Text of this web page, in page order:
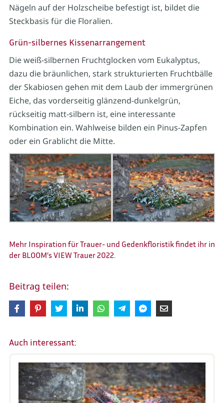
Nägeln auf der Holzscheibe befestigt ist, bildet die
Steckbasis für die Floralien.
Grün-silbernes Kissenarrangement
Die weiß-silbernen Fruchtglocken vom Eukalyptus,
dazu die bräunlichen, stark strukturierten Fruchtbälle
der Skabiosen gehen mit dem Laub der immergrünen
Eiche, das vorderseitig glänzend-dunkelgrün,
rückseitig matt-silbern ist, eine interessante
Kombination ein. Wahlweise bilden ein Pinus-Zapfen
oder ein Grablicht die Mitte.
Mehr Inspiration für Trauer- und Gedenkfloristik findet ihr in
der BLOOM’s VIEW Trauer 2022.
Beitrag teilen:
Auch interessant: